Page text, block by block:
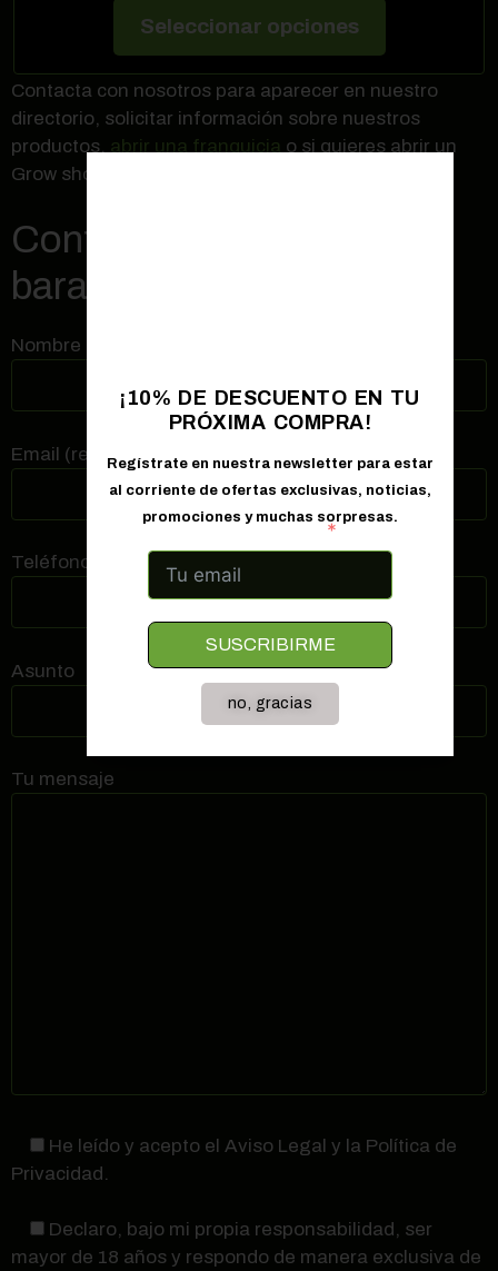
Seleccionar opciones
Contacta con nosotros para aparecer en nuestro
directorio, solicitar información sobre nuestros
productos, abrir una franquicia o si quieres abrir un
Grow shop en Avilés
Contactar con Grow shop
barato en Avilés
Nombre (requerido)
Email (requerido)
Teléfono de contacto (requerido)
Asunto
Tu mensaje
He leído y acepto el Aviso Legal y la Política de
Privacidad.
Declaro, bajo mi propia responsabilidad, ser
mayor de 18 años y respondo de manera exclusiva de
¡10% DE DESCUENTO EN TU
PRÓXIMA COMPRA!
Regístrate en nuestra newsletter para estar
al corriente de ofertas exclusivas, noticias,
promociones y muchas sorpresas.
Correo electrónico
SUSCRIBIRME
no, gracias